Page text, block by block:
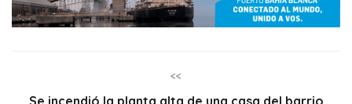
<<
Se incendió la planta alta de una casa del barrio